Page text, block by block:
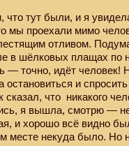
что тут были, и я
мы проехали мимо
отливом.
в шёлковых плащах по
— точно, идёт человек!
остановиться и спросить
сказал, что никакого
я вышла, смотрю —
и хорошо всё видно
месте некуда было. Но